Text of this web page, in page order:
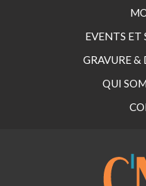
EVENTS ET
GRAVURE &
QUI